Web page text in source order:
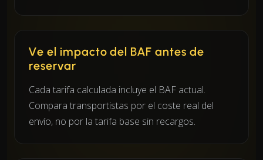
Ve el impacto del BAF antes de
reservar
Cada tarifa calculada incluye el BAF actual.
Compara transportistas por el coste real del
envío, no por la tarifa base sin recargos.